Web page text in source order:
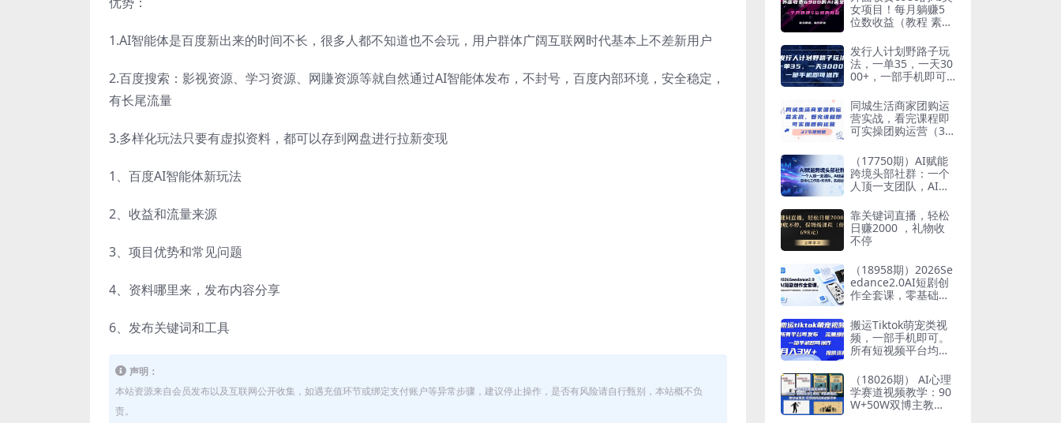
1.AI智能体是百度新出来的时间不长，很多人都不知道也不会玩，用户群体广阔互联网时代基本上不差新用户
2.百度搜索：影视资源、学习资源、网賺资源等就自然通过AI智能体发布，不封号，百度内部环境，安全稳定，
有长尾流量
3.多样化玩法只要有虚拟资料，都可以存到网盘进行拉新变现
1、百度AI智能体新玩法
2、收益和流量来源
3、项目优势和常见问题
4、资料哪里来，发布内容分享
6、发布关键词和工具
声明：
本站资源来自会员发布以及互联网公开收集，如遇充值环节或绑定支付账户等异常步骤，建议停止操作，是否有风险请自行甄别，本站概不负
责。
女项目！每月躺赚5
位数收益（教程 素材
发行人计划野路子玩
法，一单35，一天30
00+，一部手机即可
同城生活商家团购运
营实战，看完课程即
可实操团购运营（37
（17750期）AI赋能
跨境头部社群：一个
人顶一支团队，AI选
识库，实战经验-更新
3月
靠关键词直播，轻松
日赚2000 ，礼物收
不停
（18958期）2026Se
edance2.0AI短剧创
作全套课，零基础系
频，从灵感到成片完
整落地
搬运Tiktok萌宠类视
频，一部手机即可。
所有短视频平台均可
（18026期） AI心理
学赛道视频教学：90
W+50W双博主教